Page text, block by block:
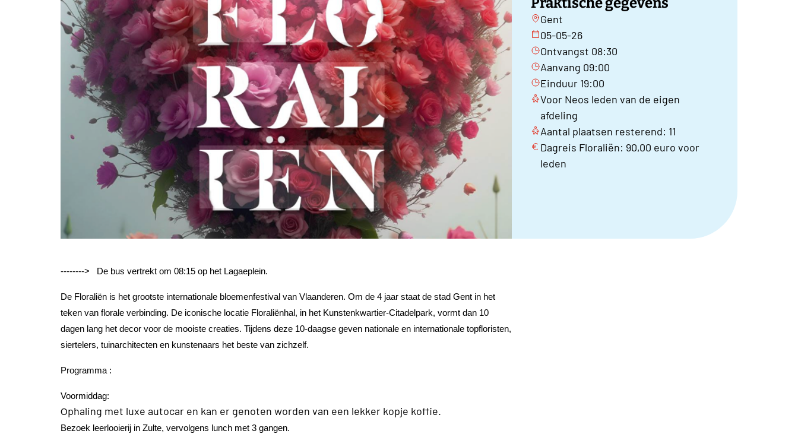
Gent
05-05-26
Ontvangst 08:30
Aanvang 09:00
Einduur 19:00
Voor Neos leden van de eigen
afdeling
Aantal plaatsen resterend: 11
Dagreis Floraliën: 90,00 euro voor
leden
--------> De bus vertrekt om 08:15 op het Lagaeplein.
De Floraliën is het grootste internationale bloemenfestival van Vlaanderen. Om de 4 jaar staat de stad Gent in het
teken van florale verbinding. De iconische locatie Floraliënhal, in het Kunstenkwartier-Citadelpark, vormt dan 10
dagen lang het decor voor de mooiste creaties. Tijdens deze 10-daagse geven nationale en internationale topfloristen,
siertelers, tuinarchitecten en kunstenaars het beste van zichzelf.
Programma :
Voormiddag:
Ophaling met luxe autocar en kan er genoten worden van een lekker kopje koffie.
Bezoek leerlooierij in Zulte, vervolgens lunch met 3 gangen.